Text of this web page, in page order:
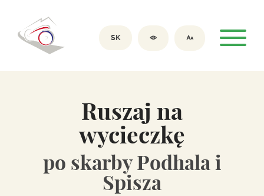
SK
Ruszaj na
wycieczkę
po skarby Podhala i
Spisza